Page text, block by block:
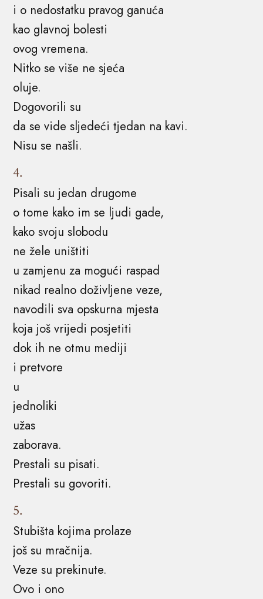
i o nedostatku pravog ganuća
kao glavnoj bolesti
ovog vremena.
Nitko se više ne sjeća
oluje.
Dogovorili su
da se vide sljedeći tjedan na kavi.
Nisu se našli.
4.
Pisali su jedan drugome
o tome kako im se ljudi gade,
kako svoju slobodu
ne žele uništiti
u zamjenu za mogući raspad
nikad realno doživljene veze,
navodili sva opskurna mjesta
koja još vrijedi posjetiti
dok ih ne otmu mediji
i pretvore
u
jednoliki
užas
zaborava.
Prestali su pisati.
Prestali su govoriti.
5.
Stubišta kojima prolaze
još su mračnija.
Veze su prekinute.
Ovo i ono